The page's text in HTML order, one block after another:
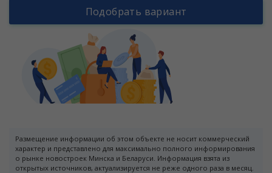
Подобрать вариант
Размещение информации об этом объекте не носит коммерческий
характер и представлено для максимально полного информирования
о рынке новостроек Минска и Беларуси. Информация взята из
открытых источников, актуализируется не реже одного раза в месяц.